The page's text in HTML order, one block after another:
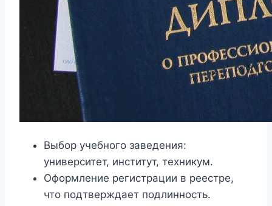
Выбор учебного заведения:
университет, институт, техникум.
Оформление регистрации в реестре,
что подтверждает подлинность.